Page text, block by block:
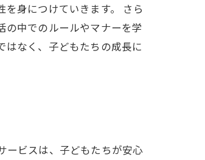
身につけていきます。 さら
中でのルールやマナーを学
なく、子どもたちの成長に
ービスは、子どもたちが安心